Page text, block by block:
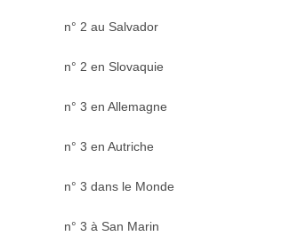
n° 2 au Salvador
n° 2 en Slovaquie
n° 3 en Allemagne
n° 3 en Autriche
n° 3 dans le Monde
n° 3 à San Marin